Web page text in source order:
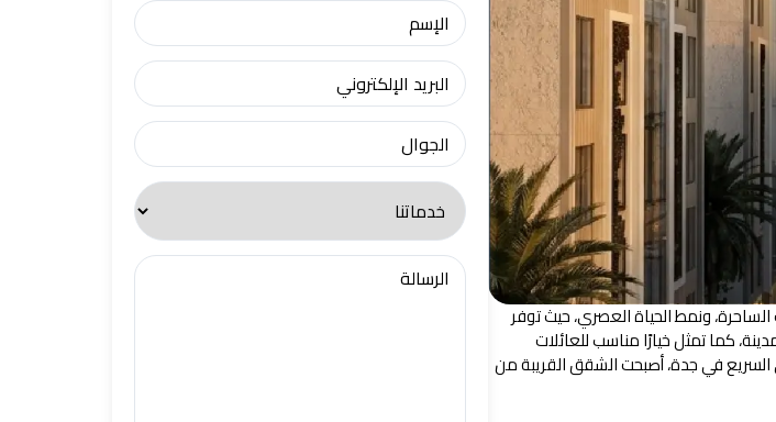
ونمط الحياة العصري، حيث توفر
كما تمثل خيارًا مناسب للعائلات
السريع في جدة، أصبحت الشقق القريبة من